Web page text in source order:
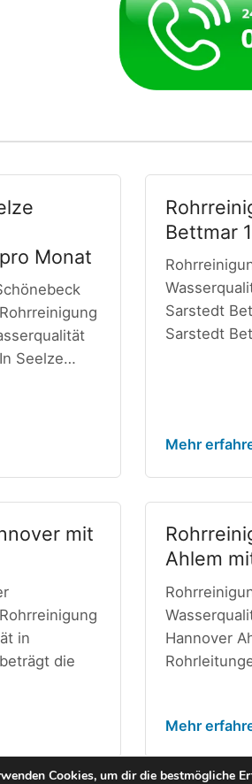
Monat
Seelze…
Bettmar
Sarstedt
Sarstedt
Mehr
mit
in
die
Ahlem
Hannover
Mehr
Cookies, um dir die bestmögliche